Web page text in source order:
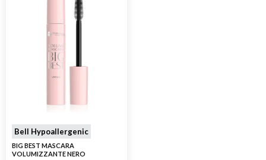
Bell Hypoallergenic
BIG BEST MASCARA
VOLUMIZZANTE NERO